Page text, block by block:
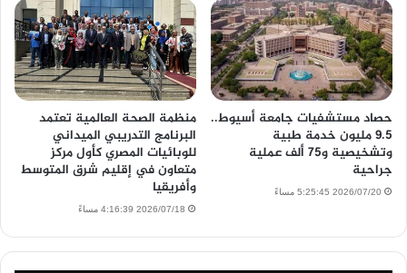
حصاد مستشفيات جامعة أسيوط..
9.5 مليون خدمة طبية
وتشخيصية و75 ألف عملية
جراحية
2026/07/20 5:25:45 مساءً
منظمة الصحة العالمية تعتمد
البرنامج التدريبي الميداني
للوبائيات المصري كأول مركز
متعاون في إقليم شرق المتوسط
وأفريقيا
2026/07/18 4:16:39 مساءً